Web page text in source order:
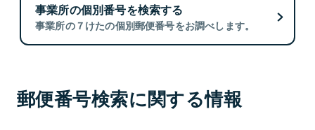
事業所の個別番号を検索する
事業所の７けたの個別郵便番号をお調べします。
郵便番号検索に関する情報